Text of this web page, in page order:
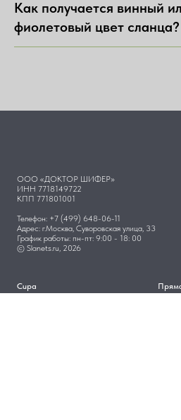
Как получается винный
фиолетовый цвет сланца?
ООО «ДОКТОР ШИФЕР»
ИНН 7718149722
КПП 771801001
Телефон: +7 (499) 648-06-11
Адрес: г.Москва, Суворовская улица, 33
График работы: пн-пт: 9:00 - 18: 00
© Slanets.ru, 2026
Cupa